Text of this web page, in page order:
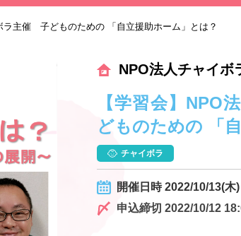
ラ主催 子どものための 「自立援助ホーム」とは？
NPO法人チャイボ
【学習会】
どものための 「
チャイボラ
開催日時 2022/10/13(木
申込締切 2022/10/12